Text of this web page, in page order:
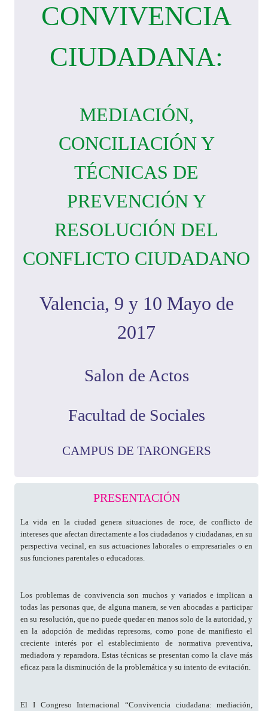
CONVIVENCIA
CIUDADANA:
MEDIACIÓN,
CONCILIACIÓN Y
TÉCNICAS DE
PREVENCIÓN Y
RESOLUCIÓN DEL
CONFLICTO CIUDADANO
Valencia, 9 y 10 Mayo de
2017
Salon de Actos
Facultad de Sociales
CAMPUS DE TARONGERS
PRESENTACIÓN
La vida en la ciudad genera situaciones de roce, de conflicto de
intereses que afectan directamente a los ciudadanos y ciudadanas, en su
perspectiva vecinal, en sus actuaciones laborales o empresariales o en
sus funciones parentales o educadoras.
Los problemas de convivencia son muchos y variados e implican a
todas las personas que, de alguna manera, se ven abocadas a participar
en su resolución, que no puede quedar en manos solo de la autoridad, y
en la adopción de medidas represoras, como pone de manifiesto el
creciente interés por el establecimiento de normativa preventiva,
mediadora y reparadora. Estas técnicas se presentan como la clave más
eficaz para la disminución de la problemática y su intento de evitación.
El I Congreso Internacional “Convivencia ciudadana: mediación,